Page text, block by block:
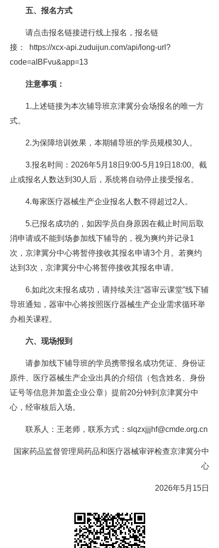
五、报名方式
请点击报名链接进行线上报名，报名链
接： https://xcx-api.zuduijun.com/api/long-url?
code=aIBFvu&app=13
注意事项：
1.上述链接为本次辅导班京津冀分会场报名的唯一方
式。
2.为保障培训效果，本期辅导班的学员规模30人。
3.报名时间：2026年5月18日9:00-5月19日18:00。截
止或报名人数达到30人后，系统将自动停止接受报名。
4.每家医疗器械生产企业报名人数不得超过2人。
5.已报名成功的，如因学员自身原因在截止时间后取
消申请或不能到场参加线下辅导的，视为爽约并记录1
次，京津冀分中心将暂停接收其报名申请3个月。若爽约
达到3次，京津冀分中心将暂停接收其报名申请。
6.如此次未报名成功，请持续关注“器审云课堂”线下辅
导班通知，器审中心将按照医疗器械生产企业需求循环举
办相关课程。
六、现场报到
请参加线下辅导班的学员携带报名成功凭证、身份证
原件、医疗器械生产企业出具的介绍信（包含姓名、身份
证号等信息并加盖企业公章）提前20分钟到京津冀分中
心，经审核后入场。
联系人：王老师，联系方式：slqzxjjjhf@cmde.org.cn
国家药品监督管理局药品和医疗器械审评检查京津冀分中
心
2026年5月15日